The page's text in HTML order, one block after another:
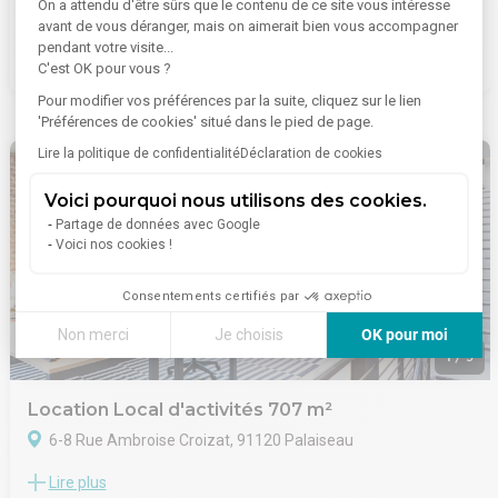
On a attendu d'être sûrs que le contenu de ce site vous intéresse
avant de vous déranger, mais on aimerait bien vous accompagner
pendant votre visite...
C'est OK pour vous ?
Pour modifier vos préférences par la suite, cliquez sur le lien
'Préférences de cookies' situé dans le pied de page.
Lire la politique de confidentialitéDéclaration de cookies
Voici pourquoi nous utilisons des cookies.
Partage de données avec Google
Voici nos cookies !
Consentements certifiés par
Non merci Je choisis OK pour moi
Axeptio consent
Plateforme de Gestion du Consentement : Personnalisez vos
Notre plateforme vous permet d'adapter et de gérer vos
Situation/Transports :
Bus Réseau Daniel Meyer (DM11 O, DM11 G, DM11 A, 17)
RER RER B et C Massy Palaiseau
Autoroute A10
Dépot de garantie : 3 mois de loyer HT HC
proposés par EVOLIS. Idéalement situés, lumineux, avec
parkings et accès poids lourds. Parfait pour entreprise en pleine
expansion.
. Espaces communs: Cour moyen porteur
. Locaux en cours de rénovation
Prestations bureaux :
. Dalles LED au plafond
. Prise RJ45
. Chauffage par convecteur électrique
. Hauteur : 7mètres
. Sanitaires
Immeuble indépendant
Surface RDC : 280 m²
Bus La Queue d'Oiseau (DM10A, 91-05, T), Parana (23)
Lire plus
1/9
Location Local d'activités 707 m²
6-8 Rue Ambroise Croizat, 91120 Palaiseau
exceptionnelle avec la location de locaux d'activité de 707 m²
Lire plus